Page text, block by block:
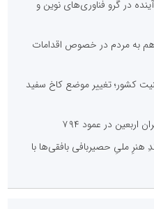
در گرو فناوری‌های نوین و
به مردم در خصوص اقدامات
کشور؛ تغییر موضع کاخ سفید
در عمود ۷۹۴
هنرِ ملیِ حصیربافی بافقی‌ها با